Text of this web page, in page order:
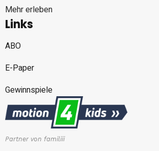
Mehr erleben
Links
ABO
E-Paper
Gewinnspiele
Partner von familiii